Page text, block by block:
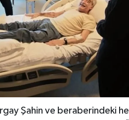
Şahin ve beraberindeki